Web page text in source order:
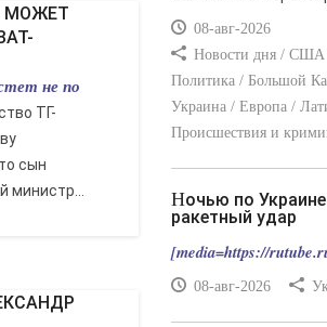
не по
ТГ-
сын
министр...
08-авг-2026
Новости дня /
Политика / Большой
Украина / Европа /
Происшествия и
Ночью по Украине совершён очередной
ракетный удар
[media=https://
08-авг-2026